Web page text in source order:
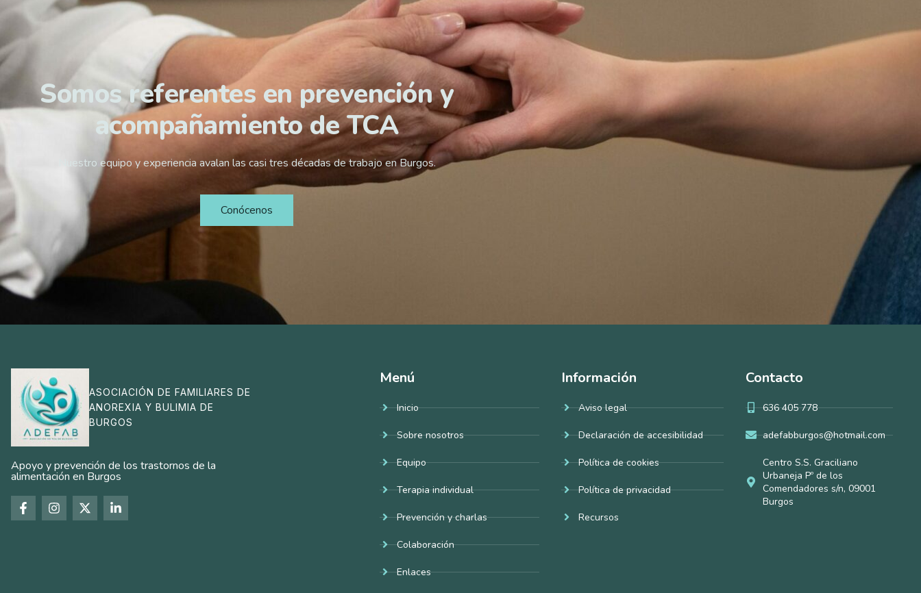
Somos referentes en prevención y
acompañamiento de TCA
Nuestro equipo y experiencia avalan las casi tres décadas de trabajo en Burgos.
Conócenos
ASOCIACIÓN DE FAMILIARES DE
ANOREXIA Y BULIMIA DE
BURGOS
Apoyo y prevención de los trastornos de la
alimentación en Burgos
Menú
Inicio
Sobre nosotros
Equipo
Terapia individual
Prevención y charlas
Colaboración
Enlaces
Información
Aviso legal
Declaración de accesibilidad
Política de cookies
Política de privacidad
Recursos
Contacto
636 405 778
adefabburgos@hotmail.com
Centro S.S. Graciliano
Urbaneja Pº de los
Comendadores s/n, 09001
Burgos